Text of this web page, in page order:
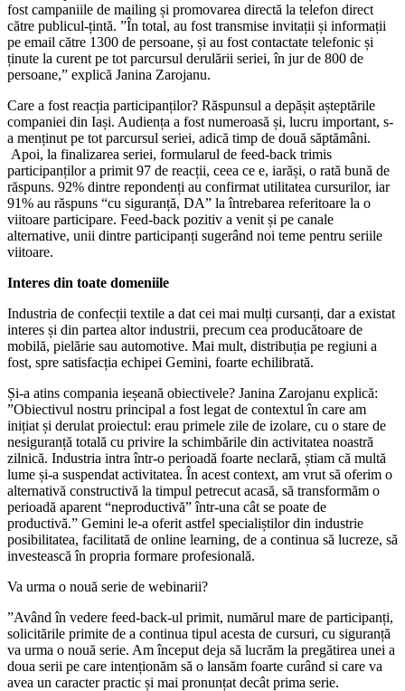
fost campaniile de mailing și promovarea directă la telefon direct
către publicul-țintă. ”În total, au fost transmise invitații și informații
pe email către 1300 de persoane, și au fost contactate telefonic și
ținute la curent pe tot parcursul derulării seriei, în jur de 800 de
persoane,” explică Janina Zarojanu.
Care a fost reacția participanților? Răspunsul a depășit așteptările
companiei din Iași. Audiența a fost numeroasă și, lucru important, s-
a menținut pe tot parcursul seriei, adică timp de două săptămâni.
Apoi, la finalizarea seriei, formularul de feed-back trimis
participanților a primit 97 de reacții, ceea ce e, iarăși, o rată bună de
răspuns. 92% dintre repondenți au confirmat utilitatea cursurilor, iar
91% au răspuns “cu siguranță, DA” la întrebarea referitoare la o
viitoare participare. Feed-back pozitiv a venit și pe canale
alternative, unii dintre participanți sugerând noi teme pentru seriile
viitoare.
Interes din toate domeniile
Industria de confecții textile a dat cei mai mulți cursanți, dar a existat
interes și din partea altor industrii, precum cea producătoare de
mobilă, pielărie sau automotive. Mai mult, distribuția pe regiuni a
fost, spre satisfacția echipei Gemini, foarte echilibrată.
Și-a atins compania ieșeană obiectivele? Janina Zarojanu explică:
”Obiectivul nostru principal a fost legat de contextul în care am
inițiat și derulat proiectul: erau primele zile de izolare, cu o stare de
nesiguranță totală cu privire la schimbările din activitatea noastră
zilnică. Industria intra într-o perioadă foarte neclară, știam că multă
lume și-a suspendat activitatea. În acest context, am vrut să oferim o
alternativă constructivă la timpul petrecut acasă, să transformăm o
perioadă aparent “neproductivă” într-una cât se poate de
productivă.” Gemini le-a oferit astfel specialiștilor din industrie
posibilitatea, facilitată de online learning, de a continua să lucreze, să
investească în propria formare profesională.
Va urma o nouă serie de webinarii?
”Având în vedere feed-back-ul primit, numărul mare de participanți,
solicitările primite de a continua tipul acesta de cursuri, cu siguranță
va urma o nouă serie. Am început deja să lucrăm la pregătirea unei a
doua serii pe care intenționăm să o lansăm foarte curând si care va
avea un caracter practic și mai pronunțat decât prima serie.